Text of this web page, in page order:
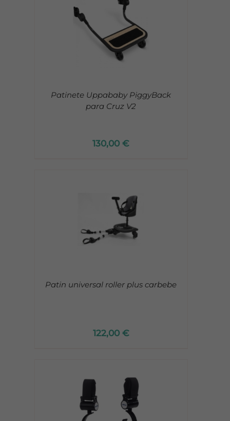
Patinete Uppababy PiggyBack
para Cruz V2
130,00€
Patin universal roller plus carbebe
122,00 €